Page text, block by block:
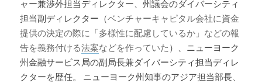
ャー兼渉外担当ディレクター、州議会のダイバーシティ
担当副ディレクター（ベンチャーキャピタル会社に資金
提供の決定の際に「多様性に配慮しているか」などの報
告を義務付ける法案などを作っていた ）、ニューヨーク
州金融サービス局の副局長兼ダイバーシティ担当ディレ
クターを歴任。 ニューヨーク州知事のアジア担当部長、